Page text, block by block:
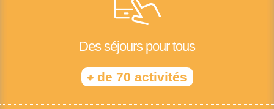
Des séjours pour tous
+de 70 activités